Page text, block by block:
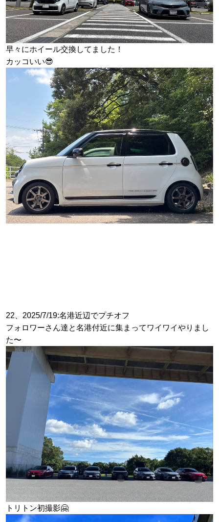
早々にホイール交換してました！
カッコいい😎
22、2025/7/19:名港近辺でプチオフ
フォロワーさん達と名港付近に集まってワイワイやりまし
た〜
トリトン初撮影🤗